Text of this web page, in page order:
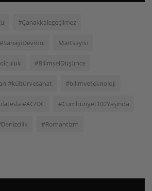
#Çanakkalegeçilmez
Martsayısı
#BilimselDüşünce
#kültürvesanat #bilimveteknoloji
#AC/DC #Cumhuriyet102Yaşında
#Romantizm